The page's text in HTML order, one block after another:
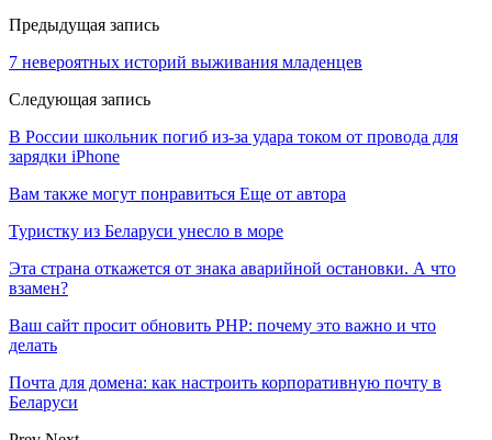
Предыдущая запись
7 невероятных историй выживания младенцев
Следующая запись
В России школьник погиб из-за удара током от провода для
зарядки iPhone
Вам также могут понравиться Еще от автора
Туристку из Беларуси унесло в море
Эта страна откажется от знака аварийной остановки. А что
взамен?
Ваш сайт просит обновить PHP: почему это важно и что
делать
Почта для домена: как настроить корпоративную почту в
Беларуси